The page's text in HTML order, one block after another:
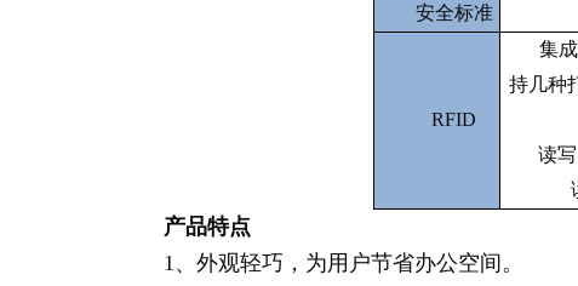
安全标准
RFID
集成
持几种
读
产品特点
1、外观轻巧，为用户节省办公空间。